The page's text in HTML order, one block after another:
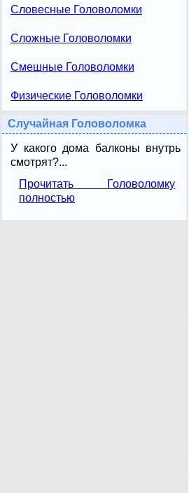
Словесные Головоломки
Сложные Головоломки
Смешные Головоломки
Физические Головоломки
Случайная Головоломка
У какого дома балконы внутрь
смотрят?...
Прочитать Головоломку
полностью